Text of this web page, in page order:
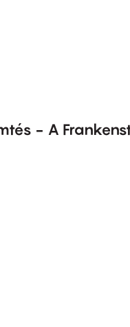
- A